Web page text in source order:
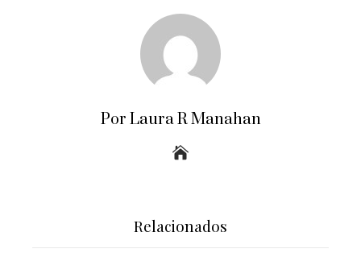
Por Laura R Manahan
Relacionados